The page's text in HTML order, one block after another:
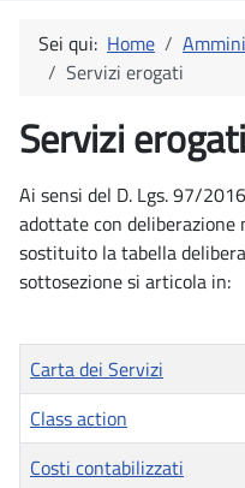
Sei qui: Home
Servizi erogati
Servizi erogati
Ai sensi del D. Lgs. 97/
adottate con
sostituito la tabella
sottosezione si articola in:
Titolo
Carta dei Servizi
Class action
Costi contabilizzati